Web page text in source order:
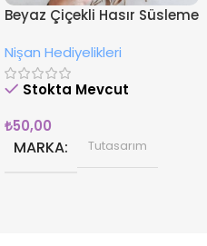
Beyaz Çiçekli Hasır Süsleme
Magnet
Nişan Hediyelikleri
Stokta Mevcut
₺50,00
MARKA Tutasarım